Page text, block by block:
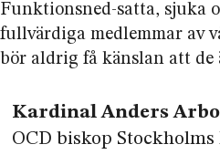
Funktionsned-satta, sjuka
fullvärdiga medlemmar av
bör aldrig få känslan att de
Kardinal Anders
OCD biskop